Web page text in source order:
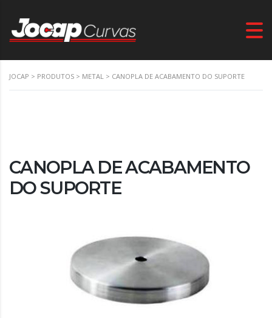
JOCAP > PRODUTOS > METAL > CANOPLA DE ACABAMENTO DO SUPORTE
CANOPLA DE ACABAMENTO
DO SUPORTE